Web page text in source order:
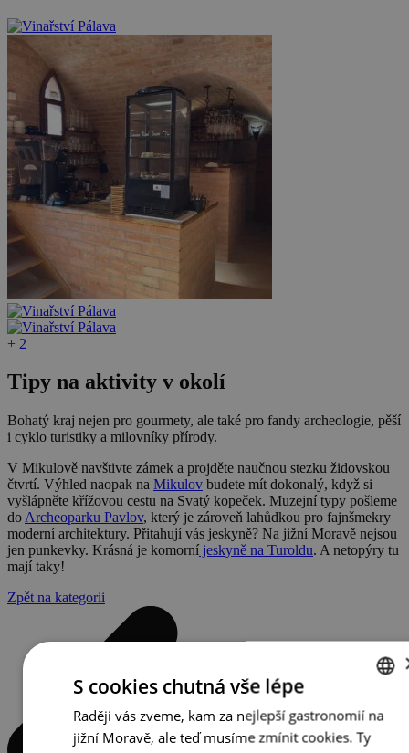
+ 2
Tipy na aktivity v okolí
Bohatý kraj nejen pro gourmety, ale také pro fandy archeologie, pěší
i cyklo turistiky a milovníky přírody.
V Mikulově navštivte zámek a projděte naučnou stezku židovskou
čtvrtí. Výhled naopak na Mikulov budete mít dokonalý, když si
vyšlápněte křížovou cestu na Svatý kopeček. Muzejní typy pošleme
do Archeoparku Pavlov, který je zároveň lahůdkou pro fajnšmekry
moderní architektury. Přitahují vás jeskyně? Na jižní Moravě nejsou
jen punkevky. Krásná je komorní jeskyně na Turoldu. A netopýry tu
mají taky!
Zpět na kategorii
CZECH
ENGLISH
S cookies chutná vše lépe
Raději vás zveme, kam za nejlepší gastronomií na
jižní Moravě, ale teď musíme zmínit cookies. Ty